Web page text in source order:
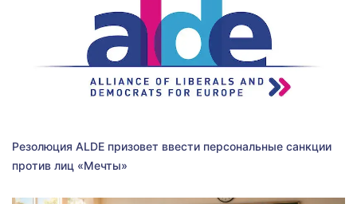
Резолюция ALDE призовет ввести персональные санкции
против лиц «Мечты»